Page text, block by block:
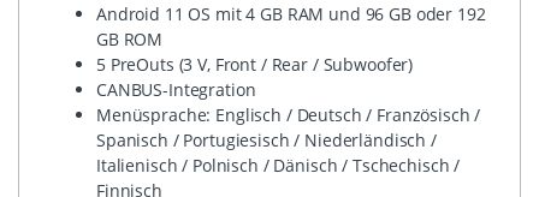
Android 11 OS mit 4 GB RAM und 96 GB oder 192
GB ROM
5 PreOuts (3 V, Front / Rear / Subwoofer)
CANBUS-Integration
Menüsprache: Englisch / Deutsch / Französisch /
Spanisch / Portugiesisch / Niederländisch /
Italienisch / Polnisch / Dänisch / Tschechisch /
Finnisch